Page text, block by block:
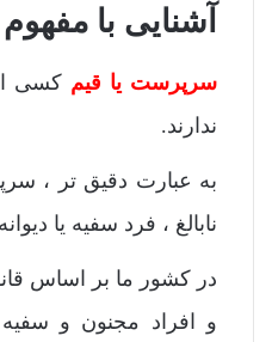
آشنایی با
سرپرست یا قیم کسی
ندارند.
به عبارت دقیق تر ،
نابالغ ، ‌فرد سفیه یا
و افراد مجنون و